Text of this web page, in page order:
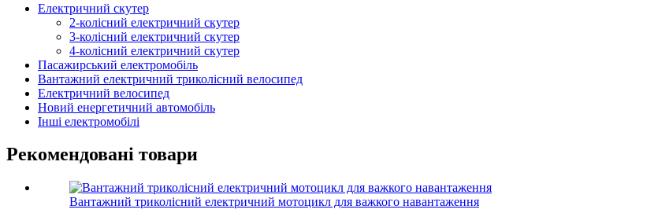
Електричний скутер
2-колісний електричний скутер
3-колісний електричний скутер
4-колісний електричний скутер
Пасажирський електромобіль
Вантажний електричний триколісний велосипед
Електричний велосипед
Новий енергетичний автомобіль
Інші електромобілі
Рекомендовані товари
Вантажний триколісний електричний мотоцикл для важкого навантаження